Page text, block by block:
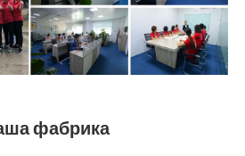
фабрика